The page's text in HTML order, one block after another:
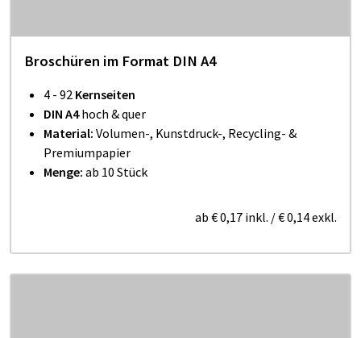
Broschüren im Format DIN A4
4 - 92 Kernseiten
DIN A4hoch & quer
Material: Volumen-, Kunstdruck-, Recycling- &
Premiumpapier
Menge: ab 10 Stück
ab € 0,17 inkl. /€ 0,14exkl.